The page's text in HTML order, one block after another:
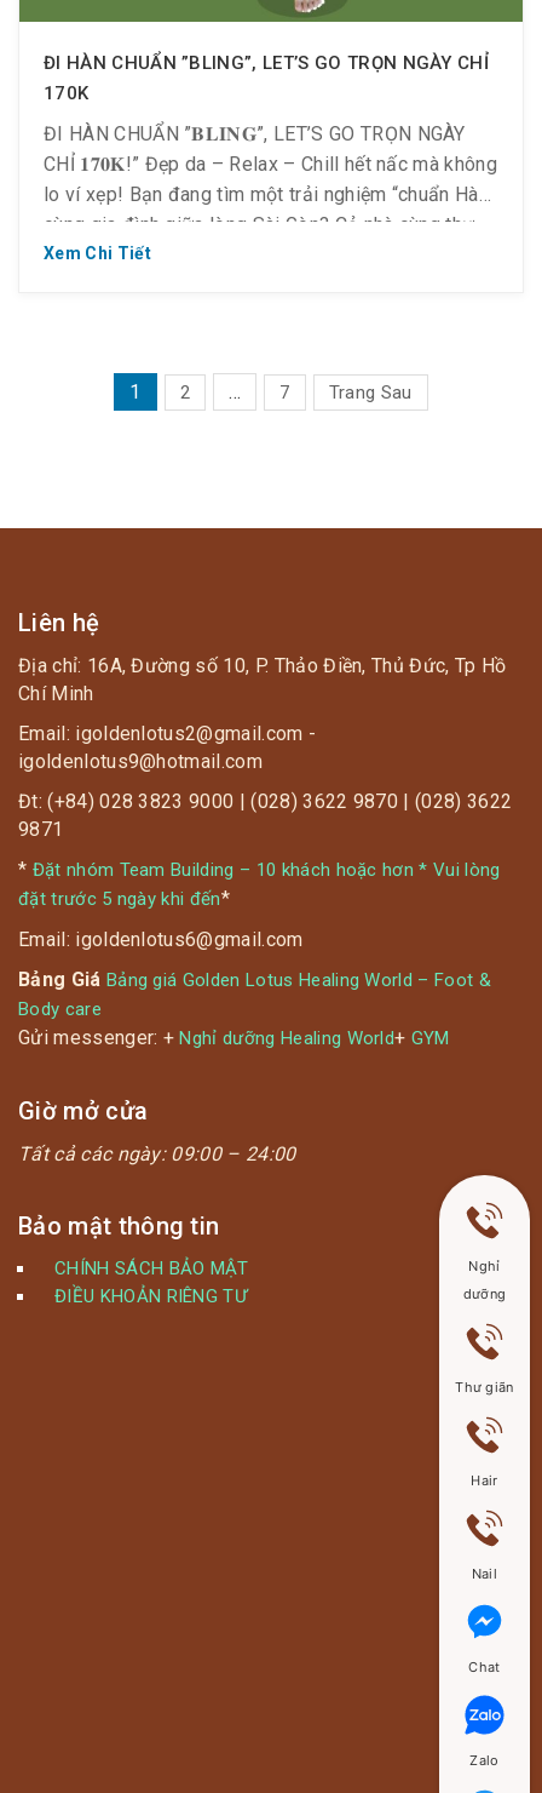
ĐI HÀN CHUẨN ”BLING”, LET’S GO TRỌN NGÀY CHỈ
170K
ĐI HÀN CHUẨN ”𝐁𝐋𝐈𝐍𝐆”, LET’S GO TRỌN NGÀY
CHỈ 𝟏𝟕𝟎𝐊!” Đẹp da – Relax – Chill hết nấc mà không
lo ví xẹp! Bạn đang tìm một trải nghiệm “chuẩn Hàn”
cùng gia đình giữa lòng Sài Gòn? Cả nhà cùng thư
giãn trong phòng xông kiểu Hàn Làm đẹp, dưỡng da,
Xem Chi Tiết
PHÂN
TRANG
1 2 … 7 Trang Sau
Liên hệ
Địa chỉ: 16A, Đường số 10, P. Thảo Điền, Thủ Đức, Tp Hồ
Chí Minh
Email: igoldenlotus2@gmail.com -
igoldenlotus9@hotmail.com
Đt: (+84) 028 3823 9000 | (028) 3622 9870 | (028) 3622
9871
* Đặt nhóm Team Building – 10 khách hoặc hơn * Vui lòng
đặt trước 5 ngày khi đến*
Email: igoldenlotus6@gmail.com
Bảng Giá Bảng giá Golden Lotus Healing World – Foot &
Body care
Gửi messenger: +Nghỉ dưỡng Healing World+ GYM
Giờ mở cửa
Tất cả các ngày: 09:00 – 24:00
Bảo mật thông tin
CHÍNH SÁCH BẢO MẬT
ĐIỀU KHOẢN RIÊNG TƯ
Nghỉ
dưỡng
Thư giãn
Hair
Nail
Chat
Zalo